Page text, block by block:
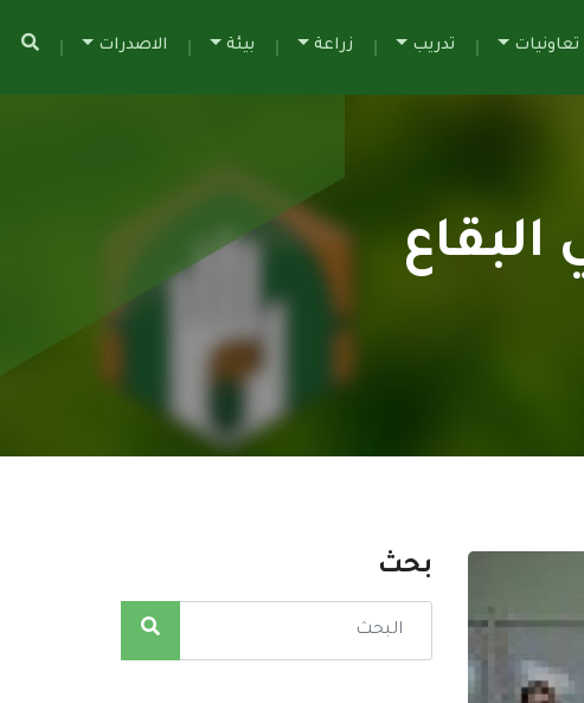
تعاونيات تدريب زراعة بيئة الاصدرات
بحث